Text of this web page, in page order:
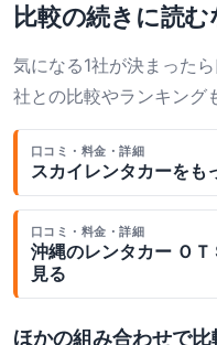
比較の続きに読む
気になる1社が決まった
社との比較やランキング
口コミ・料金・詳細
スカイレンタカーをも
口コミ・料金・詳細
沖縄のレンタカー Ｏ
見る
ほかの組み合わせで比